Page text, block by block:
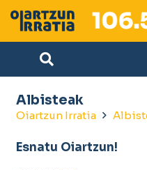
Albisteak
Oiartzun Irratia
Esnatu Oiartzun!